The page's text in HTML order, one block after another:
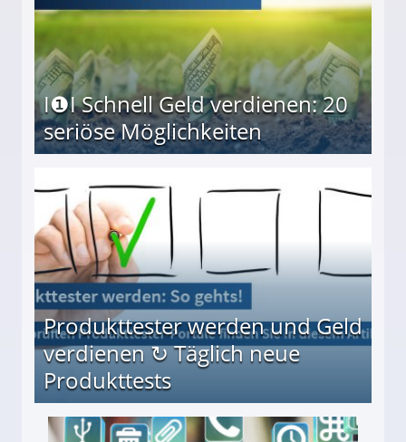
I❶I Schnell Geld verdienen: 20
seriöse Möglichkeiten
Produkttester werden und Geld
verdienen ↻ Täglich neue
Produkttests
↻ Täglich neue Produkttests